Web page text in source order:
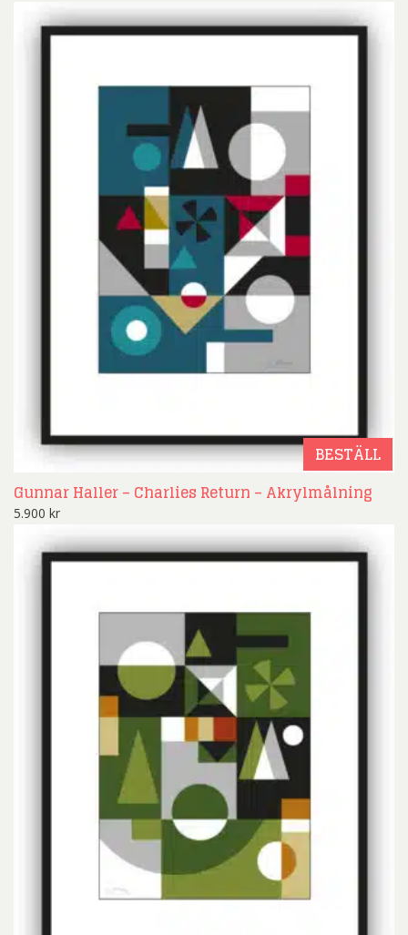
BESTÄLL
Gunnar Haller – Charlies Return – Akrylmålning
5.900 kr